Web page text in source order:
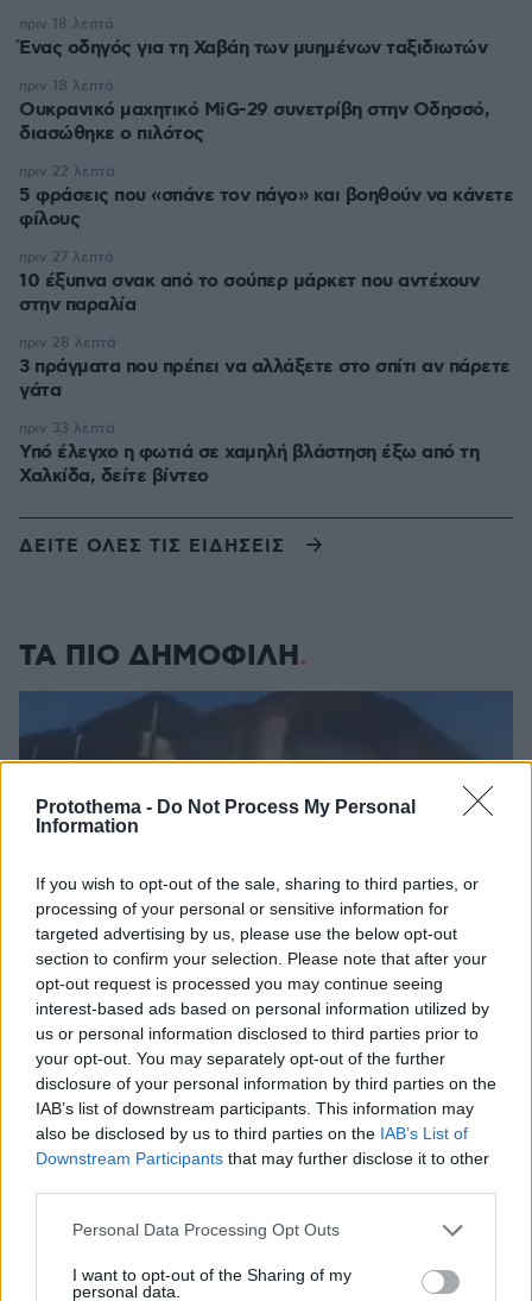
Protothema - Do Not Process My Personal
Information
If you wish to opt-out of the sale, sharing to third parties, or
processing of your personal or sensitive information for
targeted advertising by us, please use the below opt-out
section to confirm your selection. Please note that after your
opt-out request is processed you may continue seeing
interest-based ads based on personal information utilized by
us or personal information disclosed to third parties prior to
your opt-out. You may separately opt-out of the further
disclosure of your personal information by third parties on the
IAB’s list of downstream participants. This information may
also be disclosed by us to third parties on the IAB’s List of
Downstream Participants that may further disclose it to other
Please note that this website/app uses one or more Google
not limited to your visit or usage behaviour. You may click to
Personal Data Processing Opt Outs
I want to opt-out of the Sharing of my
personal data.
Ένας οδηγός για τη Χαβάη των μυημένων ταξιδιωτών
πριν 18 λεπτά
Oυκρανικό μαχητικό MiG-29 συνετρίβη στην Οδησσό,
διασώθηκε ο πιλότος
πριν 18 λεπτά
5 φράσεις που «σπάνε τον πάγο» και βοηθούν να κάνετε
φίλους
πριν 22 λεπτά
10 έξυπνα σνακ από το σούπερ μάρκετ που αντέχουν
στην παραλία
πριν 27 λεπτά
3 πράγματα που πρέπει να αλλάξετε στο σπίτι αν πάρετε
γάτα
πριν 28 λεπτά
Υπό έλεγχο η φωτιά σε χαμηλή βλάστηση έξω από τη
Χαλκίδα, δείτε βίντεο
πριν 33 λεπτά
ΔΕΙΤΕ ΟΛΕΣ ΤΙΣ ΕΙΔΗΣΕΙΣ
ΤΑ ΠΙΟ ΔΗΜΟΦΙΛΗ
100.00%
«Εθνική καταστροφή»: Η Κολομβία κηρύχθηκε σε
των 7,4 Ρίχτερ, πάνω από 110 νεκροί, έρευνες για